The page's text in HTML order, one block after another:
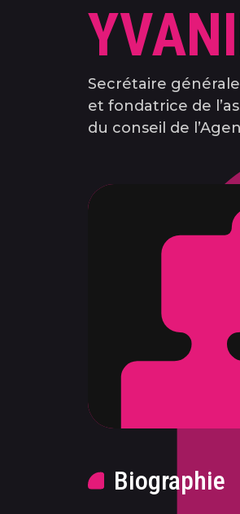
Secrétaire
et fondatrice de
du conseil de
Biographie